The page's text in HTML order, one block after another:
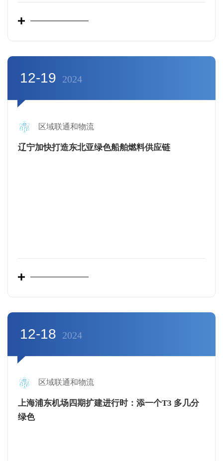
12-19 2024
区域联通和物流
辽宁加快打造东北亚绿色船舶燃料供应链
12-18 2024
区域联通和物流
上海浦东机场四期扩建进行时：添一个T3 多几分
绿色